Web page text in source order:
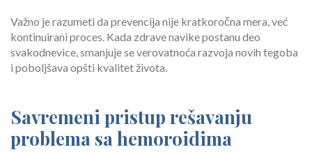
Važno je razumeti da prevencija nije kratkoročna mera, već
kontinuirani proces. Kada zdrave navike postanu deo
svakodnevice, smanjuje se verovatnoća razvoja novih tegoba
i poboljšava opšti kvalitet života.
Savremeni pristup rešavanju
problema sa hemoroidima